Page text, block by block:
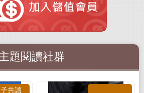
題閱讀社群
共讀